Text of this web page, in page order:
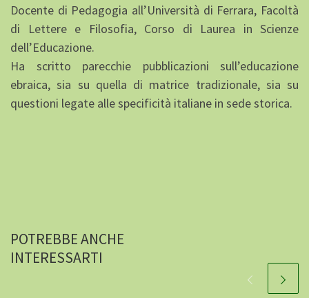
Docente di Pedagogia all’Università di Ferrara, Facoltà
di Lettere e Filosofia, Corso di Laurea in Scienze
dell’Educazione.
Ha scritto parecchie pubblicazioni sull’educazione
ebraica, sia su quella di matrice tradizionale, sia su
questioni legate alle specificità italiane in sede storica.
POTREBBE ANCHE
INTERESSARTI